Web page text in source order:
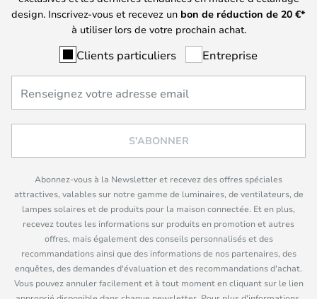
design. Inscrivez-vous et recevez un bon de réduction de 20 €*
à utiliser lors de votre prochain achat.
Clients particuliers Entreprise
S'ABONNER
Abonnez-vous à la Newsletter et recevez des offres spéciales
attractives, valables sur notre gamme de luminaires, de ventilateurs, de
lampes solaires et de produits pour la maison connectée. Et en plus,
recevez toutes les informations sur produits en promotion et autres
offres, mais également des conseils personnalisés et des
recommandations ainsi que des informations de nos partenaires, des
enquêtes, des demandes d'évaluation et des recommandations d'achat.
Vous pouvez annuler facilement et à tout moment en cliquant sur le lien